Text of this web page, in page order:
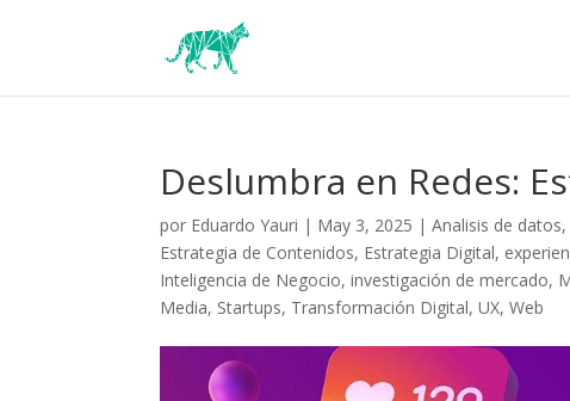
Deslumbra en Redes:
por Eduardo Yauri | May 3, 2025 |Analisis de datos,
Estrategia de Contenidos, Estrategia Digital,
Inteligencia de Negocio,investigación de mercado,
Media, Startups, Transformación Digital,UX,Web